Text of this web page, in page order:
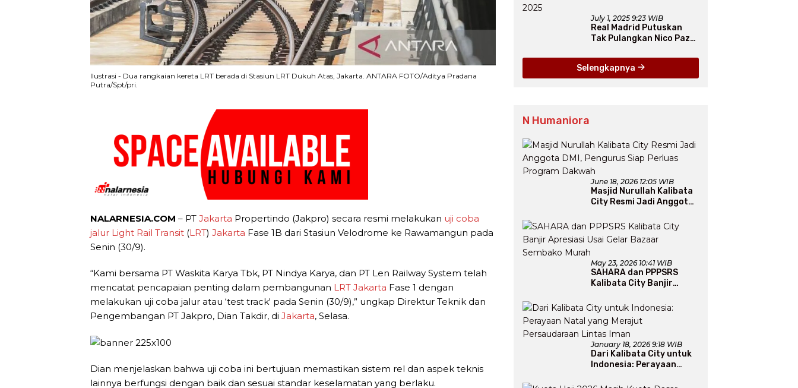
Ilustrasi - Dua rangkaian kereta LRT berada di Stasiun LRT Dukuh Atas, Jakarta. ANTARA FOTO/Aditya Pradana
Putra/Spt/pri.
NALARNESIA.COM – PT Jakarta Propertindo (Jakpro) secara resmi melakukan uji coba
jalur Light Rail Transit (LRT) Jakarta Fase 1B dari Stasiun Velodrome ke Rawamangun pada
Senin (30/9).
“Kami bersama PT Waskita Karya Tbk, PT Nindya Karya, dan PT Len Railway System telah
mencatat pencapaian penting dalam pembangunan LRT Jakarta Fase 1 dengan
melakukan uji coba jalur atau ‘test track' pada Senin (30/9),” ungkap Direktur Teknik dan
Pengembangan PT Jakpro, Dian Takdir, di Jakarta, Selasa.
Dian menjelaskan bahwa uji coba ini bertujuan memastikan sistem rel dan aspek teknis
lainnya berfungsi dengan baik dan sesuai standar keselamatan yang berlaku.
July 1, 2025 9:23 WIB
Real Madrid Putuskan
Tak Pulangkan Nico Paz
Panas 2025
Selengkapnya
N Humaniora
June 18, 2026 12:05 WIB
Masjid Nurullah Kalibata
City Resmi Jadi Anggota
Perluas Program Dakwah
May 23, 2026 10:41 WIB
SAHARA dan PPPSRS
Kalibata City Banjir
Bazaar Sembako Murah
January 18, 2026 9:18 WIB
Dari Kalibata City untuk
Indonesia: Perayaan
Persaudaraan Lintas